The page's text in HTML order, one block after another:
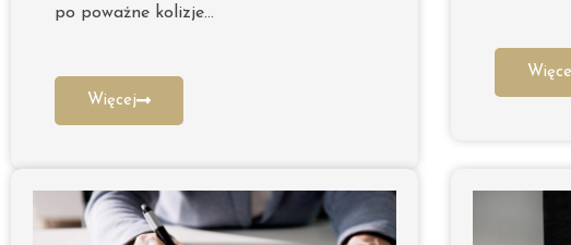
po poważne kolizje…
Więcej